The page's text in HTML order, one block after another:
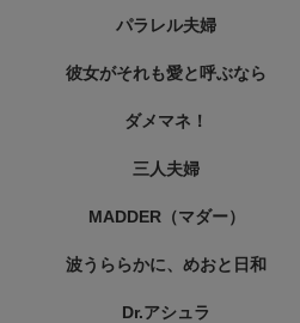
パラレル夫婦
彼女がそれも愛と呼ぶなら
ダメマネ！
三人夫婦
MADDER（マダー）
波うららかに、めおと日和
Dr.アシュラ